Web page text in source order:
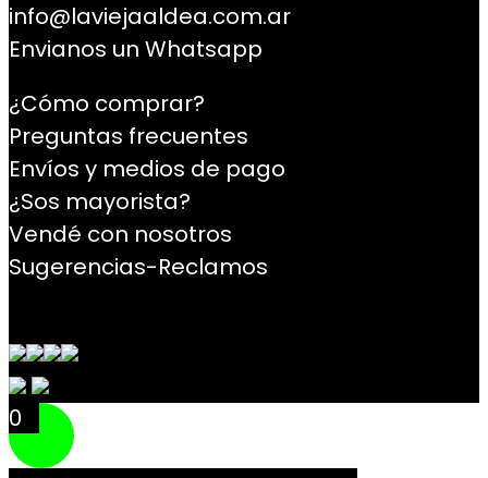
info@laviejaaldea.com.ar
Envianos un Whatsapp
¿Cómo comprar?
Preguntas frecuentes
Envíos y medios de pago
¿Sos mayorista?
Vendé con nosotros
Sugerencias-Reclamos
0